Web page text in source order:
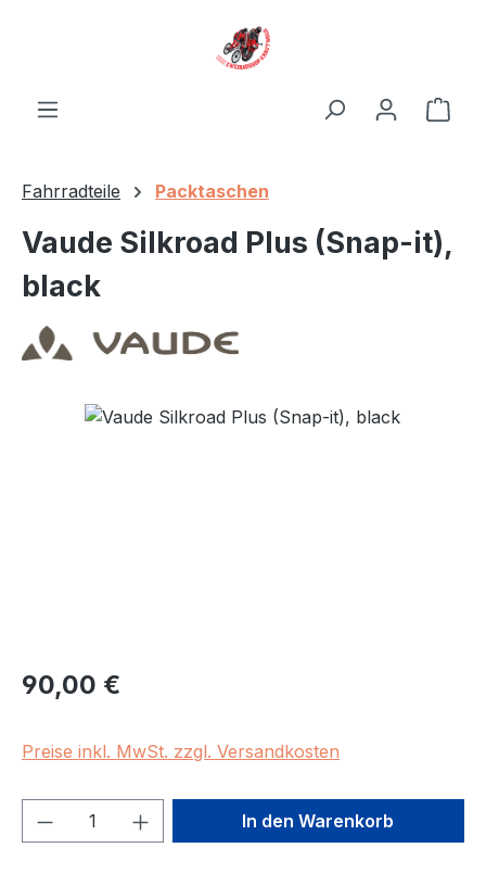
Fahrradteile Packtaschen
Vaude Silkroad Plus (Snap-it),
black
Bildergalerie überspringen
Regulärer Preis:
90,00 €
Preise inkl. MwSt. zzgl. Versandkosten
Produkt Anzahl: Gib denIn den Warenkorb